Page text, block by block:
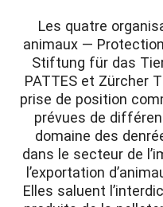
Les quatre
animaux —
Stiftung für das
PATTES et Zürcher
prise de position
prévues de
domaine des
dans le secteur de
l’exportation
Elles saluent